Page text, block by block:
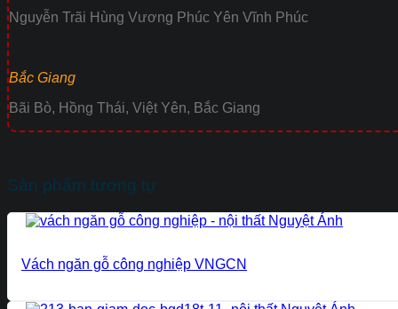
Nguyễn Trãi Hùng Vương Phúc Yên Vĩnh Phúc
Bắc Giang
Bãi Bò, Hồng Thái, Việt Yên, Bắc Giang
Sản phẩm tương tự
Vách ngăn gỗ công nghiệp VNGCN